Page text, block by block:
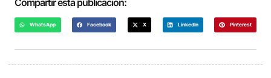
Compartir esta publicación:
WhatsApp Facebook X LinkedIn Pinterest